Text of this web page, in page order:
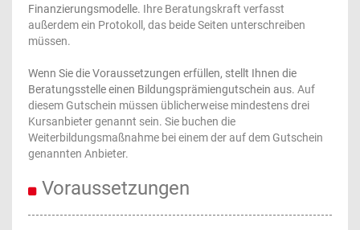
Finanzierungsmodelle. Ihre Beratungskraft verfasst
außerdem ein Protokoll, das beide Seiten unterschreiben
müssen.
Wenn Sie die Voraussetzungen erfüllen, stellt Ihnen die
Beratungsstelle einen Bildungsprämiengutschein aus. Auf
diesem Gutschein müssen üblicherweise mindestens drei
Kursanbieter genannt sein. Sie buchen die
Weiterbildungsmaßnahme bei einem der auf dem Gutschein
genannten Anbieter.
Voraussetzungen